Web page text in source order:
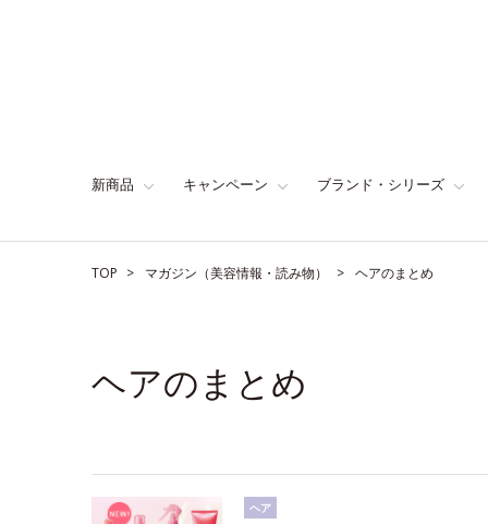
新商品 キャンペーン ブランド・シリーズ
TOP マガジン（美容情報・読み物） ヘアのまとめ
ヘアのまとめ
ヘア